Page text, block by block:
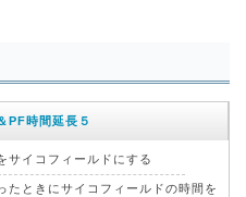
PF時間延長５
サイコフィールドにする
たときにサイコフィールドの時間を